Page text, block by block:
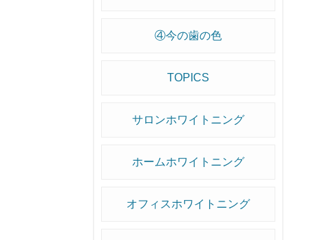
④今の歯の色
TOPICS
サロンホワイトニング
ホームホワイトニング
オフィスホワイトニング